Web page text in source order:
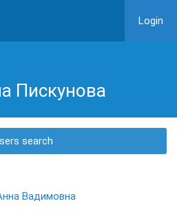
Login
Пискунова
search
Вадимовна